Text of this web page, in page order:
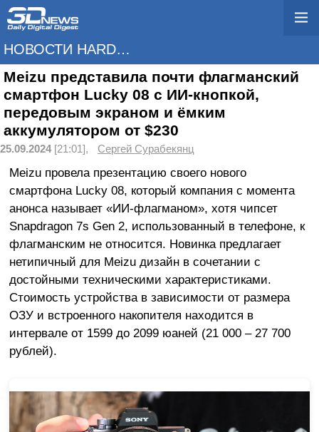
НОВОСТИ HARDWARE
Meizu представила почти флагманский
смартфон Lucky 08 с ИИ-кнопкой,
передовым экраном и ёмким
аккумулятором от $230
25.09.2024[21:01], Сергей Сурабекянц
Meizu провела презентацию своего нового
смартфона Lucky 08, который компания с момента
анонса называет «ИИ-флагманом», хотя чипсет
Snapdragon 7s Gen 2, использованный в телефоне, к
флагманским не относится. Новинка предлагает
нетипичный для Meizu дизайн в сочетании с
достойными техническими характеристиками.
Стоимость устройства в зависимости от размера
ОЗУ и встроенного накопителя находится в
интервале от 1599 до 2099 юаней (21 000 – 27 700
рублей).